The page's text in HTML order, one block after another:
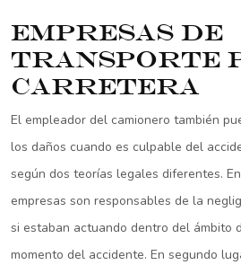
Empresas de
transporte
carretera
El empleador del camionero también
los daños cuando es culpable del
según dos teorías legales diferentes.
empresas son responsables de la
si estaban actuando dentro del ámbito
momento del accidente. En segundo